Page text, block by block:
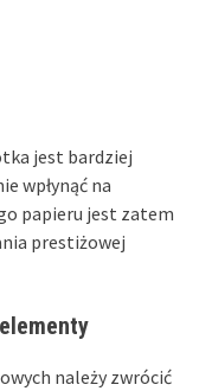
jest bardziej
wpłynąć na
papieru jest zatem
prestiżowej
należy zwrócić